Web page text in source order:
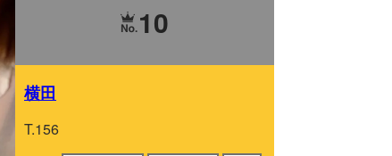
10
横田
T.156